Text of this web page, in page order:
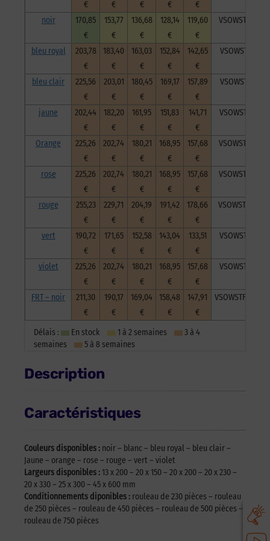
€
€
€
€
€
noir
170,85
€
153,77
€
136,68
€
128,14
€
119,60
€
bleu royal
203,78
€
183,40
€
163,03
€
152,84
€
142,65
€
bleu clair
225,56
€
203,01
€
180,45
€
169,17
€
157,89
€
jaune
202,44
€
182,20
€
161,95
€
151,83
€
141,71
€
Orange
225,26
€
202,74
€
180,21
€
168,95
€
157,68
€
rose
225,26
€
202,74
€
180,21
€
168,95
€
157,68
€
rouge
255,23
€
229,71
€
204,19
€
191,42
€
178,66
€
vert
190,72
€
171,65
€
152,58
€
143,04
€
133,51
€
violet
225,26
€
202,74
€
180,21
€
168,95
€
157,68
€
FRT – noir
211,30
€
190,17
€
169,04
€
158,48
€
147,91
€
Délais : En stock 1 à 2 semaines
3 à 4
semaines
5 à 8 semaines
Description
Caractéristiques
Couleurs disponibles : noir – blanc – bleu royal – bleu clair –
Jaune – orange – rose – rouge – vert – violet
Largeurs disponibles : 13 x 200 – 20 x 150 – 20 x 200 – 20 x 230 –
20 x 330 – 25 x 300 – 45 x 600 mm
Conditionnements diponibles : rouleau de 230 pièces – rouleau
de 250 pièces – rouleau de 450 pièces – rouleau de 500 pièces –
rouleau de 750 pièces